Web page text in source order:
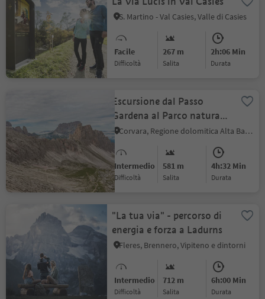
S. Martino - Val Casies, Valle di Casies
Facile
Difficoltà
267 m
Salita
2h:06 Min
durata
Escursione dal Passo
Gardena al Parco naturale
Puez-Odle a Colfosco
Corvara, Regione dolomitica Alta Badia
Intermedio
Difficoltà
581 m
Salita
4h:32 Min
durata
"La tua via" - percorso di
energia e forza a Ladurns
Fleres, Brennero, Vipiteno e dintorni
Intermedio
Difficoltà
712 m
Salita
6h:00 Min
durata